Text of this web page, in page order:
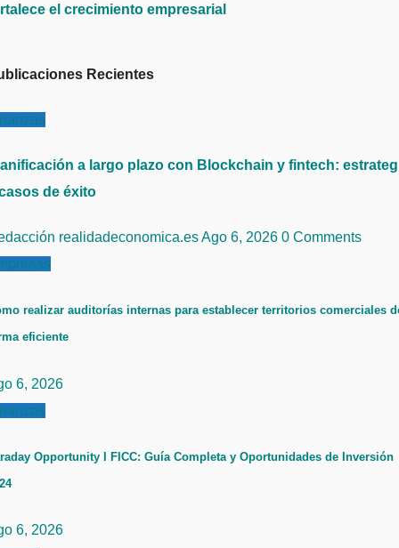
el crecimiento empresarial
Recientes
a largo plazo con Blockchain y fintech:
de éxito
realidadeconomica.esAgo 6, 2026 0 Comments
realizar auditorías internas para establecer territorios comerciales
eficiente
6, 2026
Opportunity I FICC: Guía Completa y Oportunidades de Inversión
6, 2026